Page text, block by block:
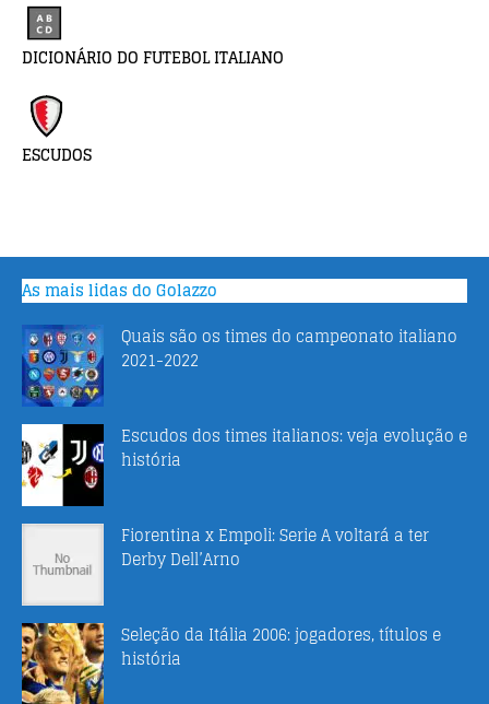
DICIONÁRIO DO FUTEBOL ITALIANO
ESCUDOS
As mais lidas do Golazzo
Quais são os times do campeonato italiano
2021-2022
Escudos dos times italianos: veja evolução e
história
Fiorentina x Empoli: Serie A voltará a ter
Derby Dell’Arno
Seleção da Itália 2006: jogadores, títulos e
história